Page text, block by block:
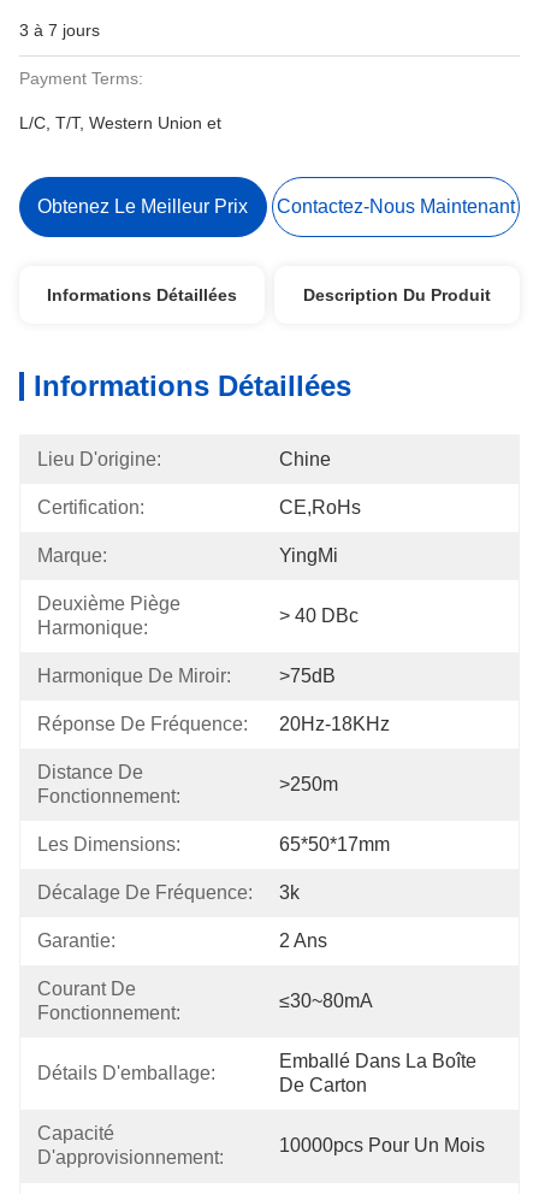
3 à 7 jours
Payment Terms:
L/C, T/T, Western Union et
Obtenez Le Meilleur Prix Contactez-Nous Maintenant
Informations Détaillées Description Du Produit
Informations Détaillées
Lieu D'origine: Chine
Certification: CE,RoHs
Marque: YingMi
Deuxième Piège
Harmonique:
> 40 DBc
Harmonique De Miroir: >75dB
Réponse De Fréquence: 20Hz-18KHz
Distance De
Fonctionnement:
>250m
Les Dimensions: 65*50*17mm
Décalage De Fréquence: 3k
Garantie: 2 Ans
Courant De
Fonctionnement:
≤30~80mA
Détails D'emballage:
Emballé Dans La Boîte
De Carton
Capacité
D'approvisionnement:
10000pcs Pour Un Mois